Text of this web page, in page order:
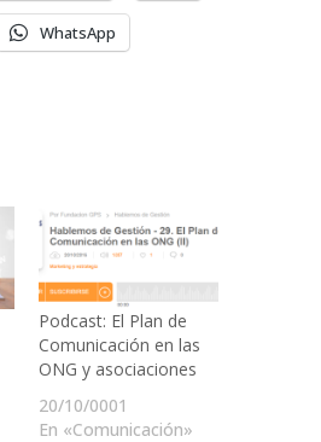
WhatsApp
Podcast: El Plan de
Comunicación en las
ONG y asociaciones
20/10/0001
En «Comunicación»